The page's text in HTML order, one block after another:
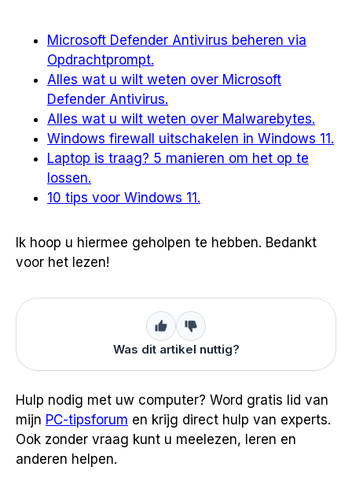
Microsoft Defender Antivirus beheren via
Opdrachtprompt.
Alles wat u wilt weten over Microsoft
Defender Antivirus.
Alles wat u wilt weten over Malwarebytes.
Windows firewall uitschakelen in Windows 11.
Laptop is traag? 5 manieren om het op te
lossen.
10 tips voor Windows 11.
Ik hoop u hiermee geholpen te hebben. Bedankt
voor het lezen!
Was dit artikel nuttig?
Hulp nodig met uw computer? Word gratis lid van
mijn PC-tipsforum en krijg direct hulp van experts.
Ook zonder vraag kunt u meelezen, leren en
anderen helpen.